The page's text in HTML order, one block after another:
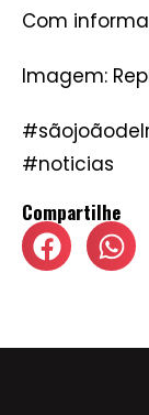
Com
Imagem:
#noticias
Compartilhe